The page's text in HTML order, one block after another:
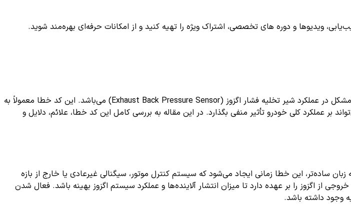
ویدیوها و دوره های تخصصی، اشتراک ویژه را تهیه کنید و از امکانات حرفه‌ای بهره‌مند شوید.
یکی از کدهای مهم در سیستم مدیریت موتور خودرو است که نشان‌دهنده وجود مشکل در عملکرد شیر تخلیه فشار اگزوز (Exhaust Back Pressure Sensor) می‌باشد. این کد خطا معمولاً به
بر عملکرد کلی خودرو تأثیر منفی بگذارد. در این مقاله به بررسی کامل این کد خطا، علائم، دلایل و
ساده‌تر، این خطا زمانی ایجاد می‌شود که سیستم کنترل موتور، سیگنالی غیرعادی یا خارج از بازه
از اگزوز را بر عهده دارد تا میزان انتشار آلاینده‌ها و عملکرد سیستم اگزوز بهینه باشد. فعال شدن
وجود داشته باشد.